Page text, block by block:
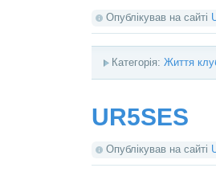
Опублікував на сайті
Категорія: Життя
UR5SES
Опублікував на сайті